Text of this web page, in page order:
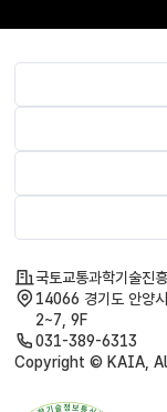
국토교통과학기술진
14066 경기도 안양
2~7, 9F
031-389-6313
Copyright © KAIA,